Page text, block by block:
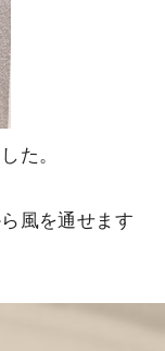
た。
風を通せます